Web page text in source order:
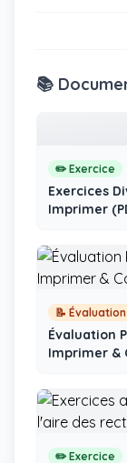
📚
✏️ Exercice
Exercices
Imprimer
📝 Évaluation
Évaluation
Imprimer &
✏️ Exercice